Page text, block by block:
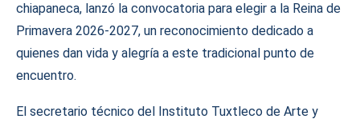
chiapaneca, lanzó la convocatoria para elegir a la Reina de
Primavera 2026-2027, un reconocimiento dedicado a
quienes dan vida y alegría a este tradicional punto de
encuentro.
El secretario técnico del Instituto Tuxtleco de Arte y